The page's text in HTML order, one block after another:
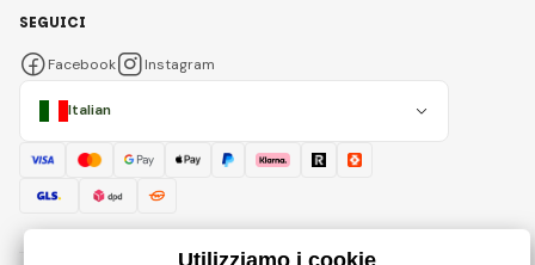
Italian
SEGUICI
Facebook Instagram